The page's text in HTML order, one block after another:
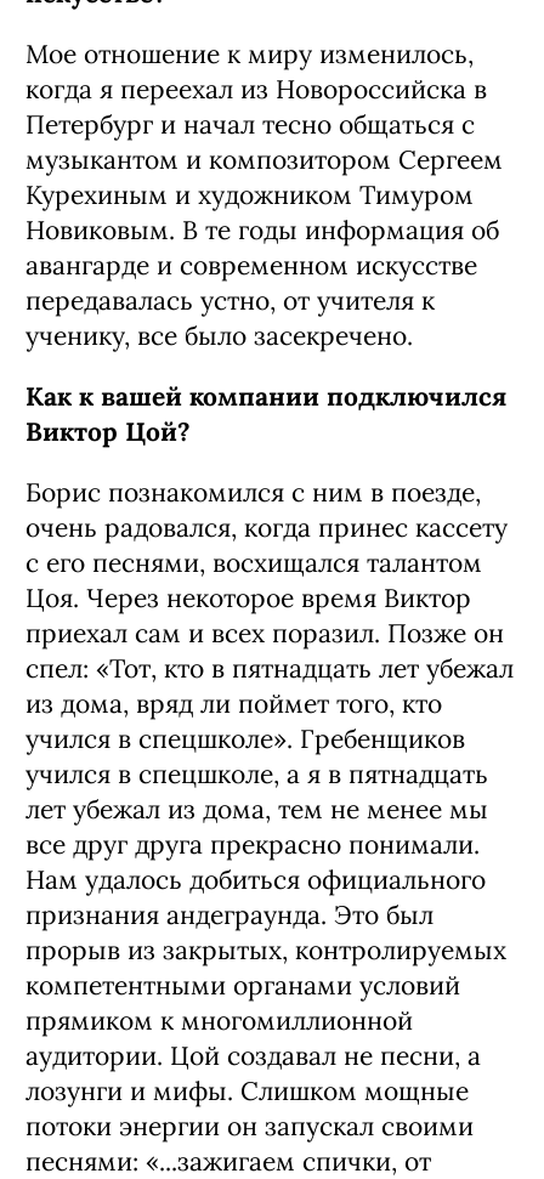
Мое отношение к миру изменилось,
когда я переехал из Новороссийска в
Петербург и начал тесно общаться с
музыкантом и композитором Сергеем
Курехиным и художником Тимуром
Новиковым. В те годы информация об
авангарде и современном искусстве
передавалась устно, от учителя к
ученику, все было засекречено.
Как к вашей компании подключился
Виктор Цой?
Борис познакомился с ним в поезде,
очень радовался, когда принес кассету
с его песнями, восхищался талантом
Цоя. Через некоторое время Виктор
приехал сам и всех поразил. Позже он
спел: «Тот, кто в пятнадцать лет убежал
из дома, вряд ли поймет того, кто
учился в спецшколе». Гребенщиков
учился в спецшколе, а я в пятнадцать
лет убежал из дома, тем не менее мы
все друг друга прекрасно понимали.
Нам удалось добиться официального
признания андеграунда. Это был
прорыв из закрытых, контролируемых
компетентными органами условий
прямиком к многомиллионной
аудитории. Цой создавал не песни, а
лозунги и мифы. Слишком мощные
потоки энергии он запускал своими
песнями: «...зажигаем спички, от